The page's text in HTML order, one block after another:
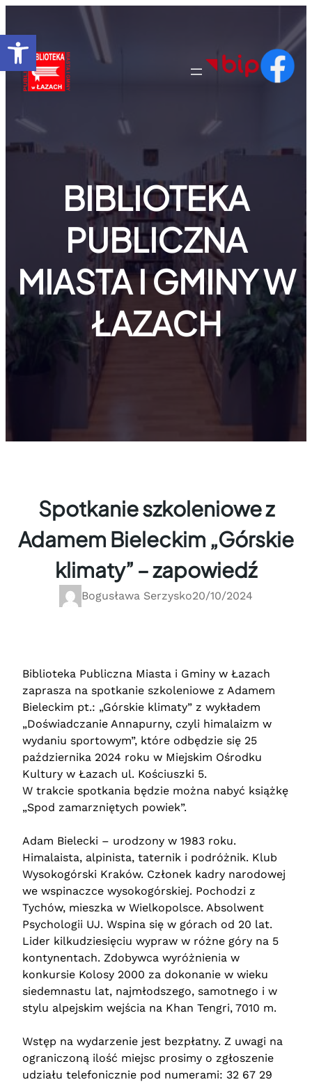
Otwórz pasek narzędzi
treści
BIBLIOTEKA
PUBLICZNA
MIASTA I GMINY W
ŁAZACH
Spotkanie szkoleniowe z
Adamem Bieleckim „Górskie
klimaty” – zapowiedź
Bogusława Serzysko20/10/2024
Biblioteka Publiczna Miasta i Gminy w Łazach
zaprasza na spotkanie szkoleniowe z Adamem
Bieleckim pt.: „Górskie klimaty” z wykładem
„Doświadczanie Annapurny, czyli himalaizm w
wydaniu sportowym”, które odbędzie się 25
października 2024 roku w Miejskim Ośrodku
Kultury w Łazach ul. Kościuszki 5.
W trakcie spotkania będzie można nabyć książkę
„Spod zamarzniętych powiek”.
Adam Bielecki – urodzony w 1983 roku.
Himalaista, alpinista, taternik i podróżnik. Klub
Wysokogórski Kraków. Członek kadry narodowej
we wspinaczce wysokogórskiej. Pochodzi z
Tychów, mieszka w Wielkopolsce. Absolwent
Psychologii UJ. Wspina się w górach od 20 lat.
Lider kilkudziesięciu wypraw w różne góry na 5
kontynentach. Zdobywca wyróżnienia w
konkursie Kolosy 2000 za dokonanie w wieku
siedemnastu lat, najmłodszego, samotnego i w
stylu alpejskim wejścia na Khan Tengri, 7010 m.
Wstęp na wydarzenie jest bezpłatny. Z uwagi na
ograniczoną ilość miejsc prosimy o zgłoszenie
udziału telefonicznie pod numerami: 32 67 29